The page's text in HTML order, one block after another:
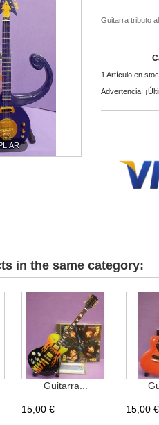
Guitarra tributo
1 Artículo en
Advertencia:
in the same category:
Guitarra...
15,00 € 15,00 €